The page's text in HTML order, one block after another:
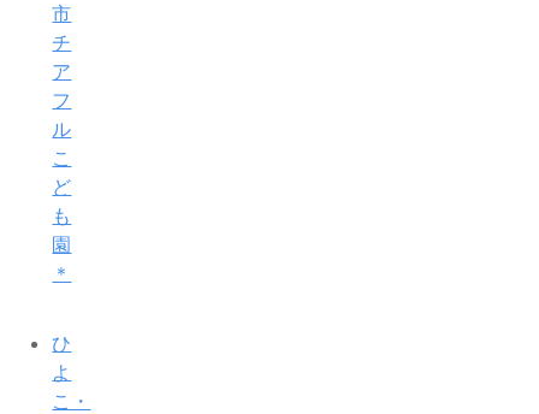
市
チ
ア
フ
ル
こ
ど
も
園
＊
ひ
よ
こ・